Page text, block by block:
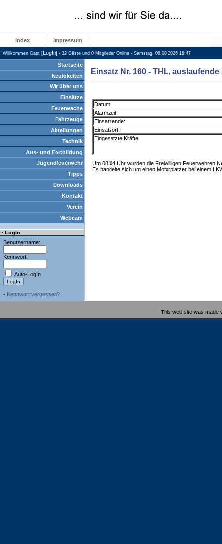
Index Impressum
Willkommen Gast [LogIn] - 32 Gäste und 0 Mitglieder Online - Samstag, 08.08.2026 18:47
Startseite
Neuigkeiten
Wir über uns
Einsätze
Feuerwache
Fahrzeuge
Abteilungen
Technik
Aus- und Fortbildung
Jugendfeuerwehr
Tipps
Downloads
Kontakt
Verein
Webcam
• LogIn
Benutzername:
Kennwort:
Auto-LogIn
- Kennwort vergessen?
Einsatz Nr. 160 - THL,
Datum:
Alarmzeit:
Einsatzende:
Einsatzort:
Eingesetzte Kräfte
Um 08:04 Uhr wurden die Freiwilligen Feuerwehren
Es handelte sich um einen Motorplatzer bei einem
This web site was made